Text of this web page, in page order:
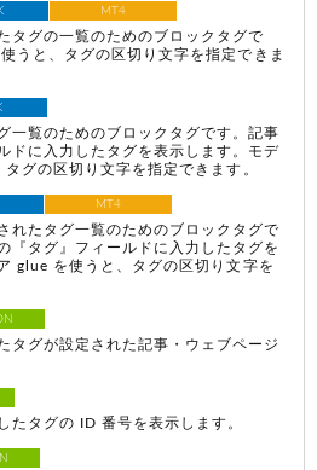
MT4
タグの一覧のためのブロックタグで
うと、タグの区切り文字を指定できま
一覧のためのブロックタグです。記事
ドに入力したタグを表示します。モデ
グの区切り文字を指定できます。
MT4
れたタグ一覧のためのブロックタグで
『タグ』フィールドに入力したタグを
glue を使うと、タグの区切り文字を
タグが設定された記事・ウェブページ
たタグの ID 番号を表示します。